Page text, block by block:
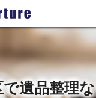
遺品整理